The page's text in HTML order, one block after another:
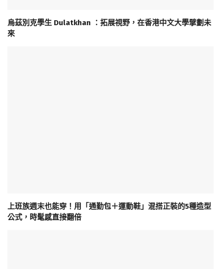
烏茲別克學生 Dulatkhan ：拓展視野，在香港中文大學擘劃未
來
上班族週末也能穿！用「通勤包＋運動鞋」混搭正裝的5種造型
公式，時髦感直接翻倍